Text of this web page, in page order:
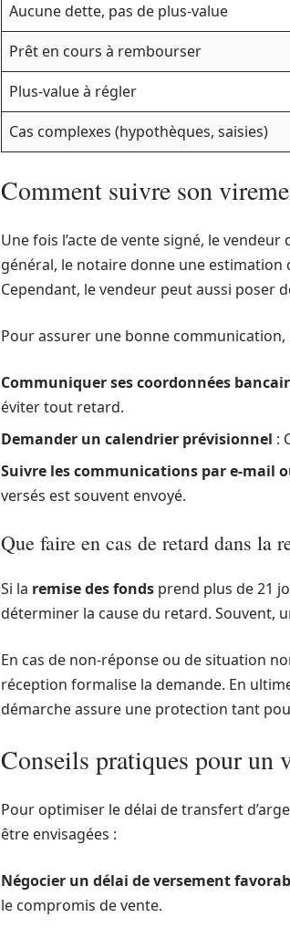
Aucune dette, pas de plus-value
Prêt en cours à rembourser
Plus-value à régler
Cas complexes (hypothèques, saisies)
Comment suivre son
Une fois l’acte de vente signé, le
général, le notaire donne une
Cependant, le vendeur peut aussi poser
Pour assurer une bonne communication,
Communiquer ses coordonnées
éviter tout retard.
Demander un calendrier prévisionnel :
Suivre les communications par e-mail
versés est souvent envoyé.
Que faire en cas de retard dans la
Si la remise des fonds prend plus de 21
déterminer la cause du retard. Souvent,
En cas de non-réponse ou de situation
réception formalise la demande. En
démarche assure une protection tant
Conseils pratiques pour un
Pour optimiser le délai de transfert
être envisagées :
Négocier un délai de versement
le compromis de vente.